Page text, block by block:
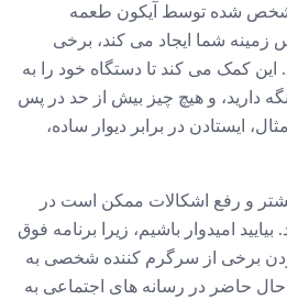
شده توسط آیکون طعمه
زمینه شما ایجاد می کند، برخی
این کمک می کند تا دستگاه خود را به
دارید، و هیچ چیز بیش از حد در پس
ایستادن در برابر دیوار ساده،
و رفع اشکالات ممکن است در
امیدوار باشیم، زیرا برنامه فوق
برخی از سرگرم کننده شخصی به
حاضر در رسانه های اجتماعی به